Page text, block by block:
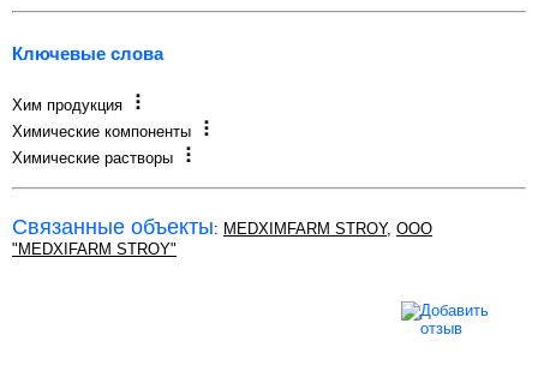
Ключевые слова
Хим продукция
Химические компоненты
Химические растворы
Связанные объекты: MEDXIMFARM STROY, ООО
"MEDXIFARM STROY"